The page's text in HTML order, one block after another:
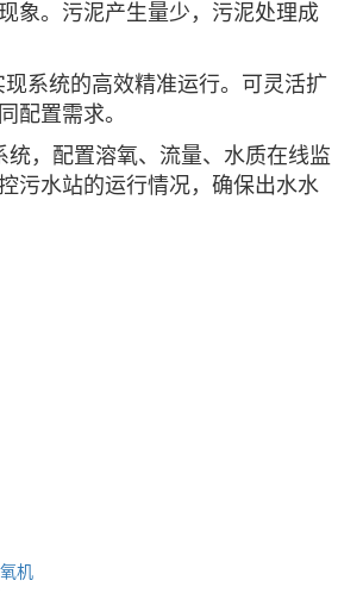
象。污泥产生量少，污泥处理成
系统的高效精准运行。可灵活扩
配置需求。
统，配置溶氧、流量、水质在线监
污水站的运行情况，确保出水水
机